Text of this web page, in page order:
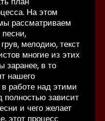
На этом
рассматриваем
мелодию, текст
многие из этих
заранее, в то
нашего
работе над этими
зависит
и чего желает
этот процесс